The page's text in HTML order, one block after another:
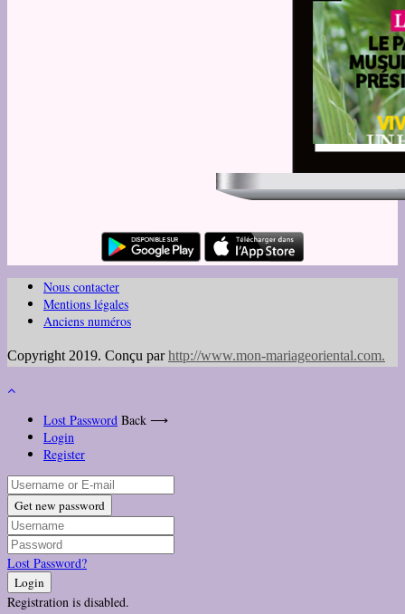
Nous contacter
Mentions légales
Anciens numéros
Copyright 2019. Conçu parhttp://www.mon-mariageoriental.com.
Lost Password Back ⟶
Login
Register
Get new password
Lost Password?
Login
Registration is disabled.